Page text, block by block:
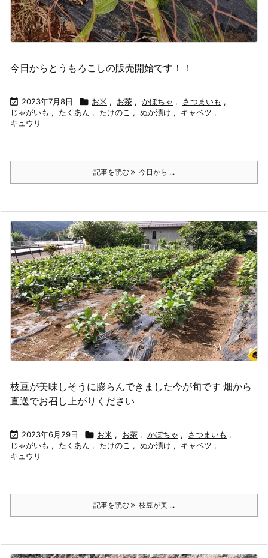
今日からとうもろこしの販売開始です！！
 2023年7月8日  お米 , お茶 , かぼちゃ , さつまいも ,
じゃがいも , たくあん , たけのこ , ぬか漬け , キャベツ ,
キュウリ
記事を読む 今日から ...
枝豆が美味しそうに膨らんできました今が旬です 畑から
直送でお召し上がりください
 2023年6月29日  お米 , お茶 , かぼちゃ , さつまいも ,
じゃがいも , たくあん , たけのこ , ぬか漬け , キャベツ ,
キュウリ
記事を読む 枝豆が美 ...